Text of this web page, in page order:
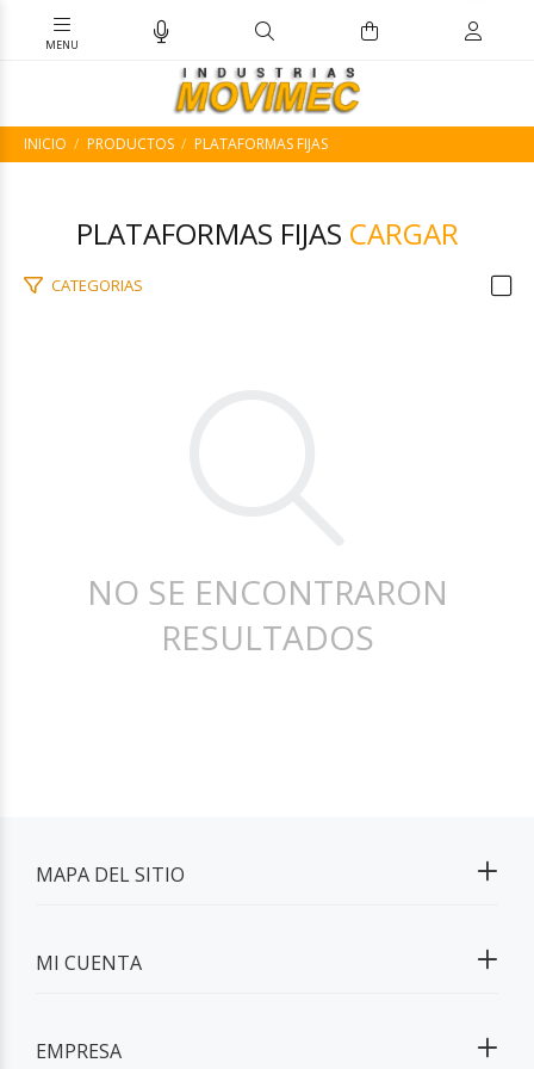
INICIO PRODUCTOS PLATAFORMAS FIJAS
PLATAFORMAS FIJAS CARGAR
CATEGORIAS
NO SE ENCONTRARON
RESULTADOS
MAPA DEL SITIO
MI CUENTA
EMPRESA